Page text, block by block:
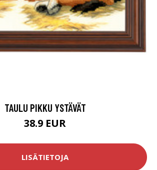
TAULU PIKKU YSTÄVÄT
38.9 EUR
LISÄTIETOJA